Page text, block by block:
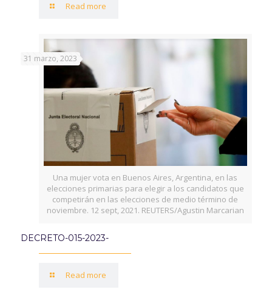
Read more
Una mujer vota en Buenos Aires, Argentina, en las
elecciones primarias para elegir a los candidatos que
competirán en las elecciones de medio término de
noviembre. 12 sept, 2021. REUTERS/Agustin Marcarian
31 marzo, 2023
DECRETO-015-2023-
Read more